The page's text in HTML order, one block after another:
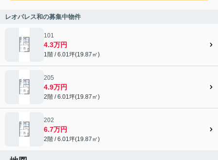
レオパレス和の募集中物件
101
4.3万円
1階 / 6.01坪(19.87㎡)
205
4.9万円
2階 / 6.01坪(19.87㎡)
202
6.7万円
2階 / 6.01坪(19.87㎡)